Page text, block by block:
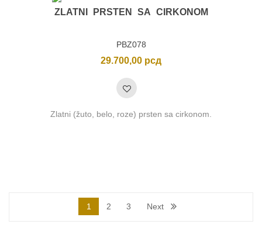
ZLATNI PRSTEN SA CIRKONOM
PBZ078
29.700,00 рсд
Zlatni (žuto, belo, roze) prsten sa cirkonom.
1 2 3 Next